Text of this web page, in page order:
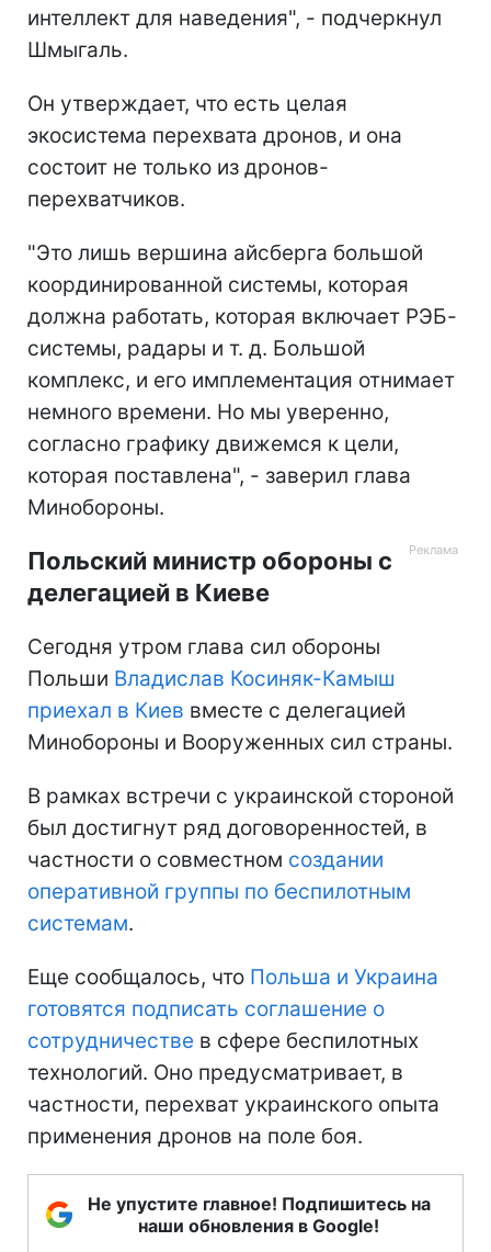
интеллект для наведения", - подчеркнул
Шмыгаль.
Он утверждает, что есть целая
экосистема перехвата дронов, и она
состоит не только из дронов-
перехватчиков.
"Это лишь вершина айсберга большой
координированной системы, которая
должна работать, которая включает РЭБ-
системы, радары и т. д. Большой
комплекс, и его имплементация отнимает
немного времени. Но мы уверенно,
согласно графику движемся к цели,
которая поставлена", - заверил глава
Минобороны.
Польский министр обороны с
делегацией в Киеве
Сегодня утром глава сил обороны
Польши Владислав Косиняк-Камыш
приехал в Киев вместе с делегацией
Минобороны и Вооруженных сил страны.
В рамках встречи с украинской стороной
был достигнут ряд договоренностей, в
частности о совместном создании
оперативной группы по беспилотным
системам.
Еще сообщалось, что Польша и Украина
готовятся подписать соглашение о
сотрудничестве в сфере беспилотных
технологий. Оно предусматривает, в
частности, перехват украинского опыта
применения дронов на поле боя.
Не упустите главное! Подпишитесь на
наши обновления в Google!